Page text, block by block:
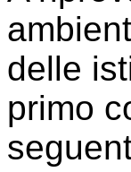
delle
primo